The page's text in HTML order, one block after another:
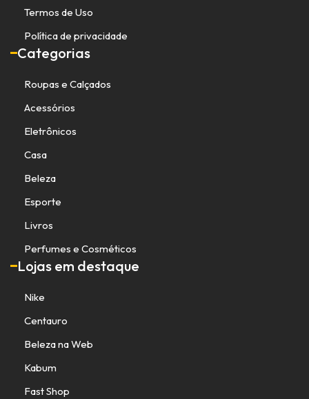
Termos de Uso
Política de privacidade
Categorias
Roupas e Calçados
Acessórios
Eletrônicos
Casa
Beleza
Esporte
Livros
Perfumes e Cosméticos
Lojas em destaque
Nike
Centauro
Beleza na Web
Kabum
Fast Shop